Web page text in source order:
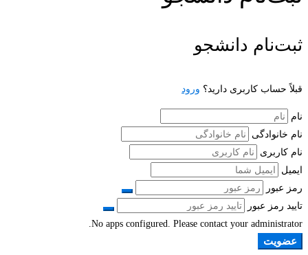
ثبت‌نام دانشجو
قبلاً حساب کاربری دارید؟ ورود
نام
نام خانوادگی
نام کاربری
ایمیل
رمز عبور
تایید رمز عبور
No apps configured. Please contact your administrator.
عضویت